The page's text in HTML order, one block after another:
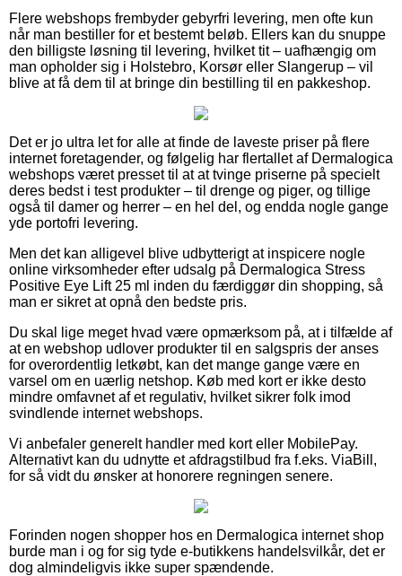
Flere webshops frembyder gebyrfri levering, men ofte kun
når man bestiller for et bestemt beløb. Ellers kan du snuppe
den billigste løsning til levering, hvilket tit – uafhængig om
man opholder sig i Holstebro, Korsør eller Slangerup – vil
blive at få dem til at bringe din bestilling til en pakkeshop.
Det er jo ultra let for alle at finde de laveste priser på flere
internet foretagender, og følgelig har flertallet af Dermalogica
webshops været presset til at at tvinge priserne på specielt
deres bedst i test produkter – til drenge og piger, og tillige
også til damer og herrer – en hel del, og endda nogle gange
yde portofri levering.
Men det kan alligevel blive udbytterigt at inspicere nogle
online virksomheder efter udsalg på Dermalogica Stress
Positive Eye Lift 25 ml inden du færdiggør din shopping, så
man er sikret at opnå den bedste pris.
Du skal lige meget hvad være opmærksom på, at i tilfælde af
at en webshop udlover produkter til en salgspris der anses
for overordentlig letkøbt, kan det mange gange være en
varsel om en uærlig netshop. Køb med kort er ikke desto
mindre omfavnet af et regulativ, hvilket sikrer folk imod
svindlende internet webshops.
Vi anbefaler generelt handler med kort eller MobilePay.
Alternativt kan du udnytte et afdragstilbud fra f.eks. ViaBill,
for så vidt du ønsker at honorere regningen senere.
Forinden nogen shopper hos en Dermalogica internet shop
burde man i og for sig tyde e-butikkens handelsvilkår, det er
dog almindeligvis ikke super spændende.